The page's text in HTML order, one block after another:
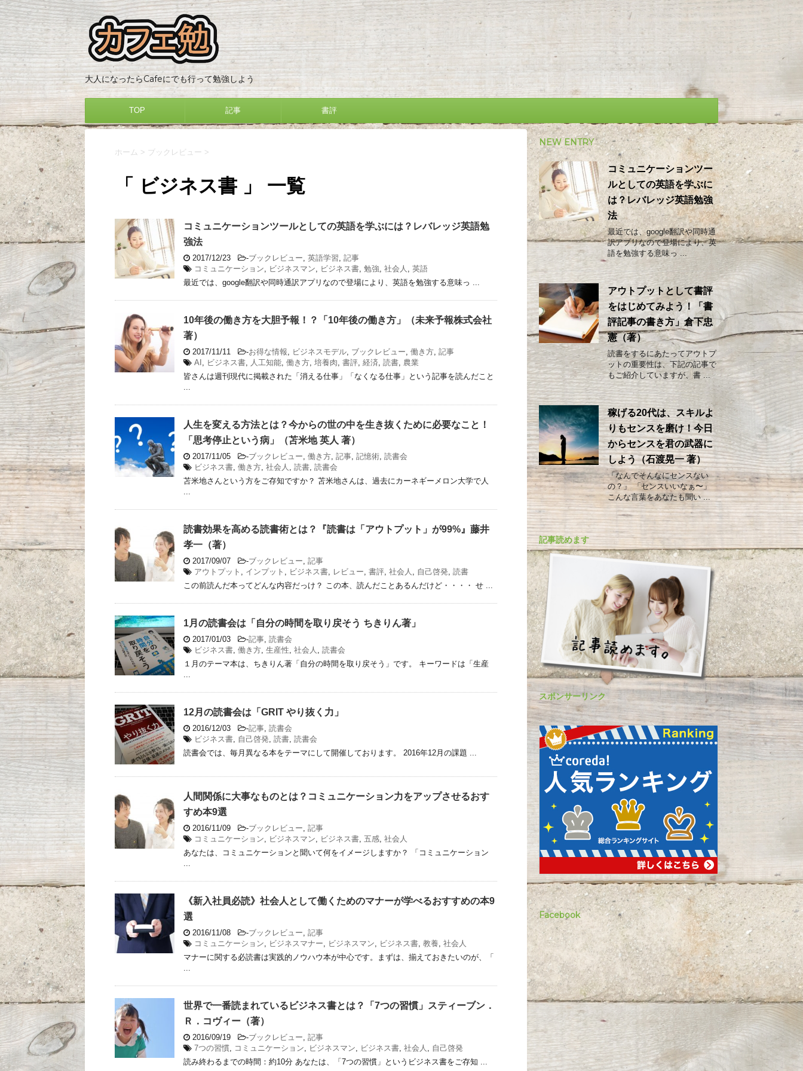
大人になったらCafeにでも行って勉強しよう
TOP 記事 書評
ホーム > ブックレビュー >
「 ビジネス書 」 一覧
コミュニケーションツールとしての英語を学ぶには？レバレッジ英語勉
強法
2017/12/23 -ブックレビュー 英語学習 記事
コミュニケーション
ビジネスマン ビジネス書 勉強 社会人
英語
最近では、google翻訳や同時通訳アプリなので登場により、英語を勉強する意味っ ...
10年後の働き方を大胆予報！？「10年後の働き方」（未来予報株式会社
著）
2017/11/11 -お得な情報 ビジネスモデル ブックレビュー 働き方 記事
AI
ビジネス書 人工知能 働き方 培養肉 書評 経済 読書 農業
皆さんは週刊現代に掲載された「消える仕事」「なくなる仕事」という記事を読んだこと
人生を変える方法とは？今からの世の中を生き抜くために必要なこと！
「思考停止という病」（苫米地 英人 著）
2017/11/05 -ブックレビュー 働き方 記事 記憶術 読書会
ビジネス書 働き方 社会人 読書 読書会
苫米地さんという方をご存知ですか？ 苫米地さんは、過去にカーネギーメロン大学で人
読書効果を高める読書術とは？『読書は「アウトプット」が99%』藤井
孝一（著）
2017/09/07 -ブックレビュー 記事
アウトプット
インプット ビジネス書 レビュー 書評 社会人 自己啓発 読書
この前読んだ本ってどんな内容だっけ？ この本、読んだことあるんだけど・・・・ せ ...
1月の読書会は「自分の時間を取り戻そう ちきりん著」
2017/01/03 -記事 読書会
ビジネス書 働き方 生産性 社会人
読書会
１月のテーマ本は、ちきりん著「自分の時間を取り戻そう」です。 キーワードは「生産
12月の読書会は「GRIT やり抜く力」
2016/12/03 -記事 読書会
ビジネス書 自己啓発 読書 読書会
読書会では、毎月異なる本をテーマにして開催しております。 2016年12月の課題 ...
人間関係に大事なものとは？コミュニケーション力をアップさせるおす
すめ本9選
2016/11/09 -ブックレビュー 記事
コミュニケーション
ビジネスマン ビジネス書 五感 社会人
あなたは、コミュニケーションと聞いて何をイメージしますか？ 「コミュニケーション
《新入社員必読》社会人として働くためのマナーが学べるおすすめの本9
選
2016/11/08 -ブックレビュー 記事
コミュニケーション
ビジネスマナー ビジネスマン ビジネス書 教養 社会人
マナーに関する必読書は実践的ノウハウ本が中心です。まずは、揃えておきたいのが、「
世界で一番読まれているビジネス書とは？「7つの習慣」スティーブン．
Ｒ．コヴィー（著）
2016/09/19 -ブックレビュー 記事
7つの習慣
コミュニケーション ビジネスマン ビジネス書 社会人
自己啓発
読み終わるまでの時間：約10分 あなたは、「7つの習慣」というビジネス書をご存知 ...
NEW ENTRY
コミュニケーションツー
ルとしての英語を学ぶに
は？レバレッジ英語勉強
法
最近では、google翻訳や同時通
訳アプリなので登場により、英
語を勉強する意味っ ...
アウトプットとして書評
をはじめてみよう！「書
評記事の書き方」倉下忠
憲（著）
読書をするにあたってアウトプ
ットの重要性は、下記の記事で
もご紹介していますが、書 ...
稼げる20代は、スキルよ
りもセンスを磨け！今日
からセンスを君の武器に
しよう（石渡晃一 著）
「なんでそんなにセンスない
の？」 「センスいいなぁ〜」
こんな言葉をあなたも聞い ...
記事読めます
スポンサーリンク
Facebook